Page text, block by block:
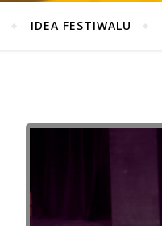
IDEA FESTIWALU